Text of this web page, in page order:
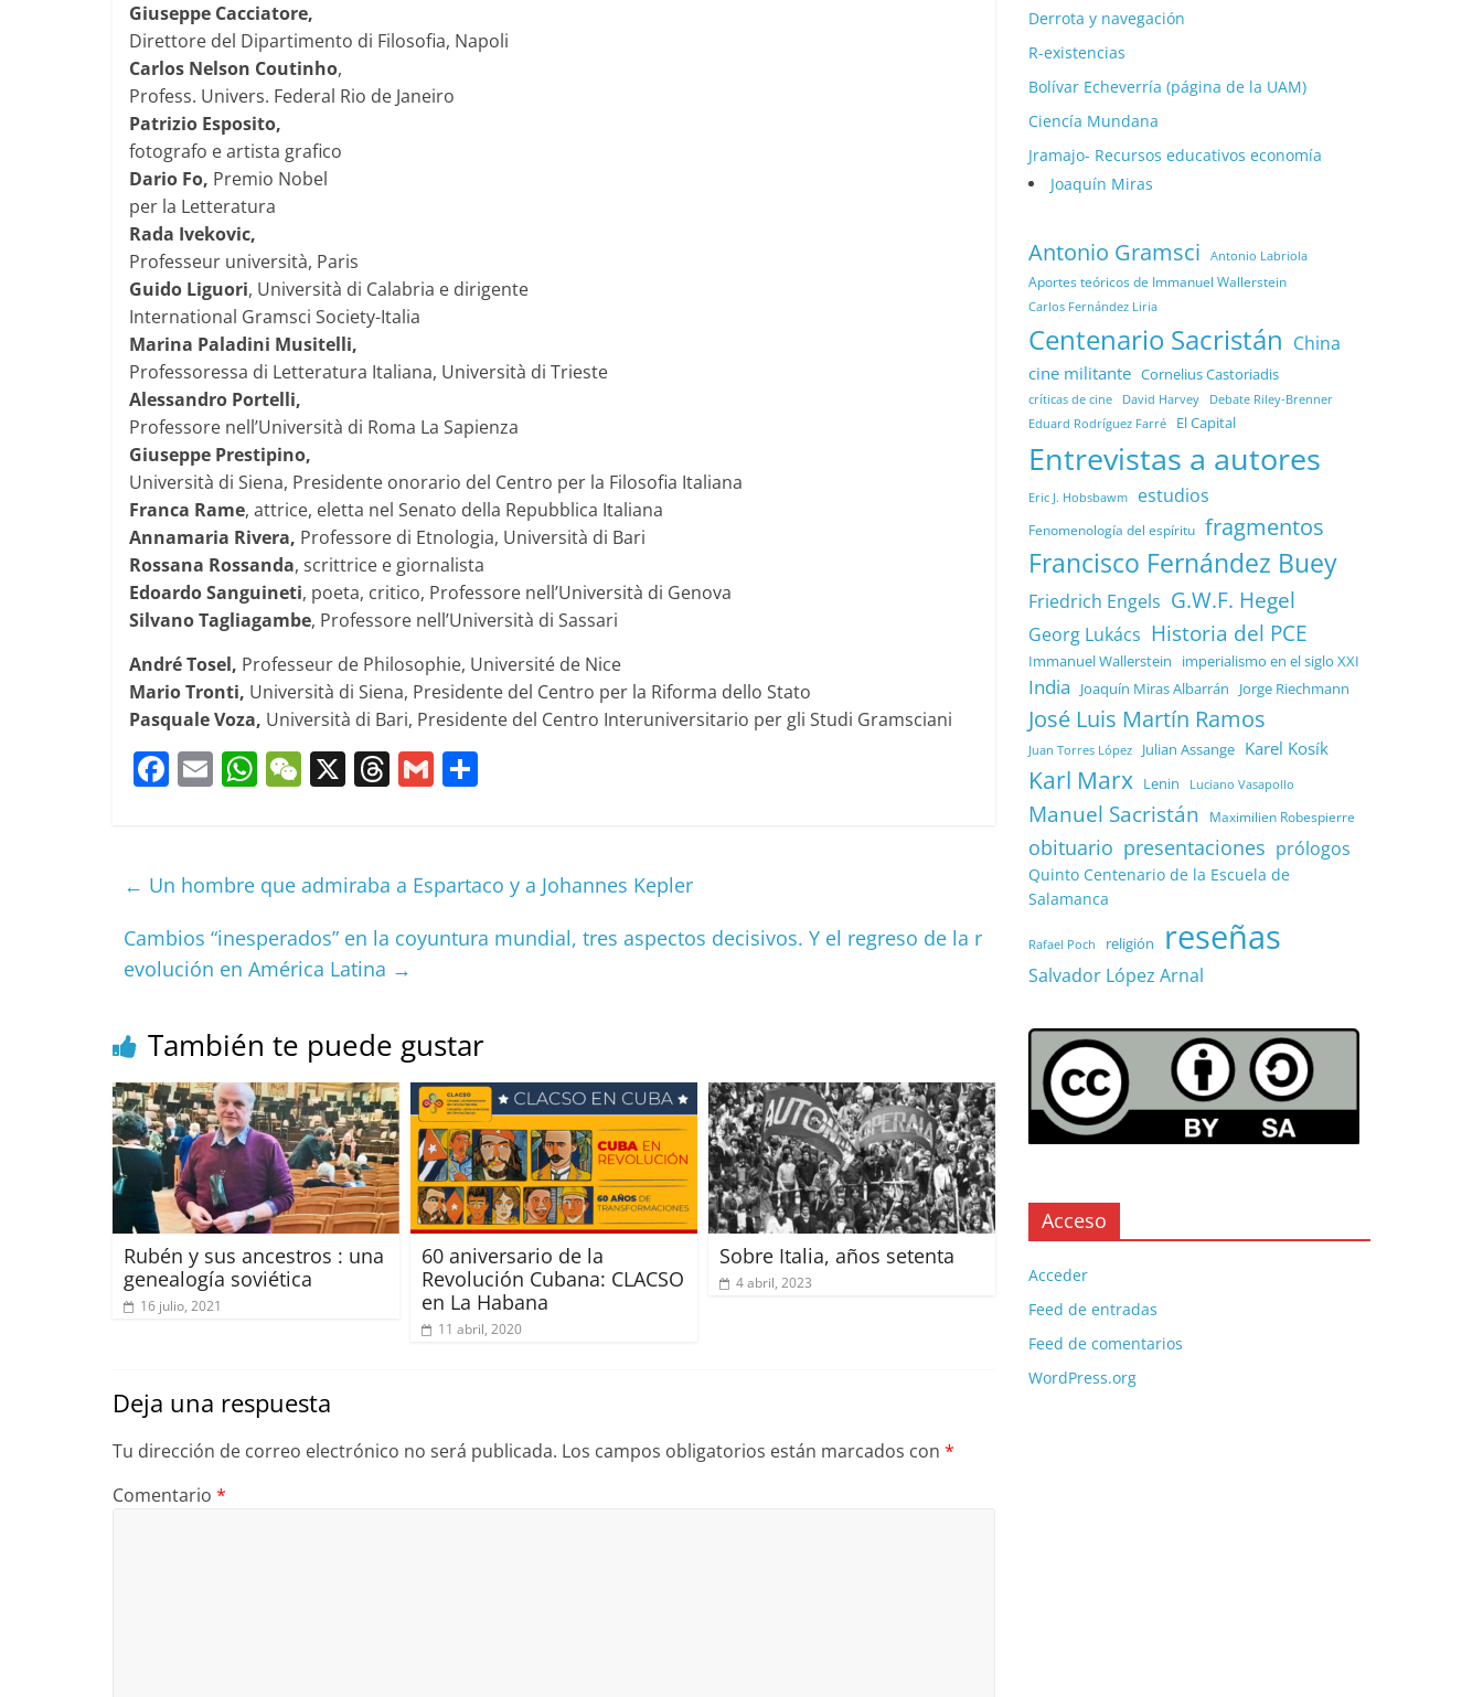
Giuseppe Cacciatore,
Direttore del Dipartimento di Filosofia, Napoli
Carlos Nelson Coutinho,
Profess. Univers. Federal Rio de Janeiro
Patrizio Esposito,
fotografo e artista grafico
Dario Fo, Premio Nobel
per la Letteratura
Rada Ivekovic,
Professeur università, Paris
Guido Liguori, Università di Calabria e dirigente
International Gramsci Society-Italia
Marina Paladini Musitelli,
Professoressa di Letteratura Italiana, Università di Trieste
Alessandro Portelli,
Professore nell’Università di Roma La Sapienza
Giuseppe Prestipino,
Università di Siena, Presidente onorario del Centro per la Filosofia Italiana
Franca Rame, attrice, eletta nel Senato della Repubblica Italiana
Annamaria Rivera, Professore di Etnologia, Università di Bari
Rossana Rossanda, scrittrice e giornalista
Edoardo Sanguineti, poeta, critico, Professore nell’Università di Genova
Silvano Tagliagambe, Professore nell’Università di Sassari
André Tosel, Professeur de Philosophie, Université de Nice
Mario Tronti, Università di Siena, Presidente del Centro per la Riforma dello Stato
Pasquale Voza, Università di Bari, Presidente del Centro Interuniversitario per gli Studi Gramsciani
F
e
o
o
E
l
W
s
A
p
p
W
h
X T
a
s
G
l p
ar
tir
← Un hombre que admiraba a Espartaco y a Johannes Kepler
Cambios “inesperados” en la coyuntura mundial, tres aspectos decisivos. Y el regreso de la r
evolución en América Latina →
También te puede gustar
Rubén y sus ancestros : una
genealogía soviética
16 julio, 2021
60 aniversario de la
Revolución Cubana: CLACSO
en La Habana
11 abril, 2020
Sobre Italia, años setenta
4 abril, 2023
Deja una respuesta
Tu dirección de correo electrónico no será publicada. Los campos obligatorios están marcados con *
Comentario *
Derrota y navegación
R-existencias
Bolívar Echeverría (página de la UAM)
Ciencía Mundana
Jramajo- Recursos educativos economía
Joaquín Miras
Antonio Gramsci Antonio Labriola
Aportes teóricos de Immanuel Wallerstein
Carlos Fernández Liria
Centenario Sacristán China
cine militante Cornelius Castoriadis
críticas de cine David Harvey Debate Riley-Brenner
Eduard Rodríguez Farré El Capital
Entrevistas a autores
Eric J. Hobsbawm estudios
Fenomenología del espíritu fragmentos
Francisco Fernández Buey
Friedrich Engels G.W.F. Hegel
Georg Lukács Historia del PCE
Immanuel Wallerstein imperialismo en el siglo XXI
India Joaquín Miras Albarrán Jorge Riechmann
José Luis Martín Ramos
Juan Torres López Julian Assange Karel Kosík
Karl Marx Lenin Luciano Vasapollo
Manuel Sacristán Maximilien Robespierre
obituario presentaciones prólogos
Quinto Centenario de la Escuela de
Salamanca
Rafael Poch religión reseñas
Salvador López Arnal
Acceso
Acceder
Feed de entradas
Feed de comentarios
WordPress.org